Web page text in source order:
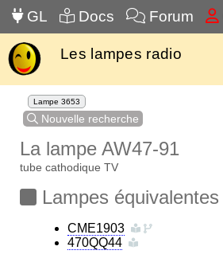
GL Docs Forum
Les lampes radio
Lampe 3653
Nouvelle recherche
La lampe AW47-91
tube cathodique TV
Lampes équivalentes
CME1903
470QQ44